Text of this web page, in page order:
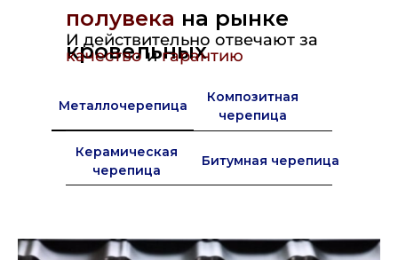
полувека на рынке
кровельных
И действительно отвечают за
качествоигарантию
Металлочерепица
Композитная
черепица
Керамическая
черепица
Битумная черепица